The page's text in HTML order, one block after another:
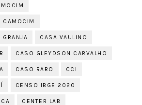
CAMOCIM
GRANJA CASA VAULINO
CASO GLEYDSON CARVALHO
CASO RARO CCI
CENSO IBGE 2020
CENTER LAB